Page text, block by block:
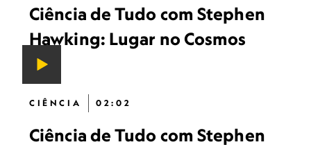
Ciência de Tudo com Stephen
Hawking: Lugar no Cosmos
CIÊNCIA 02:02
Ciência de Tudo com Stephen